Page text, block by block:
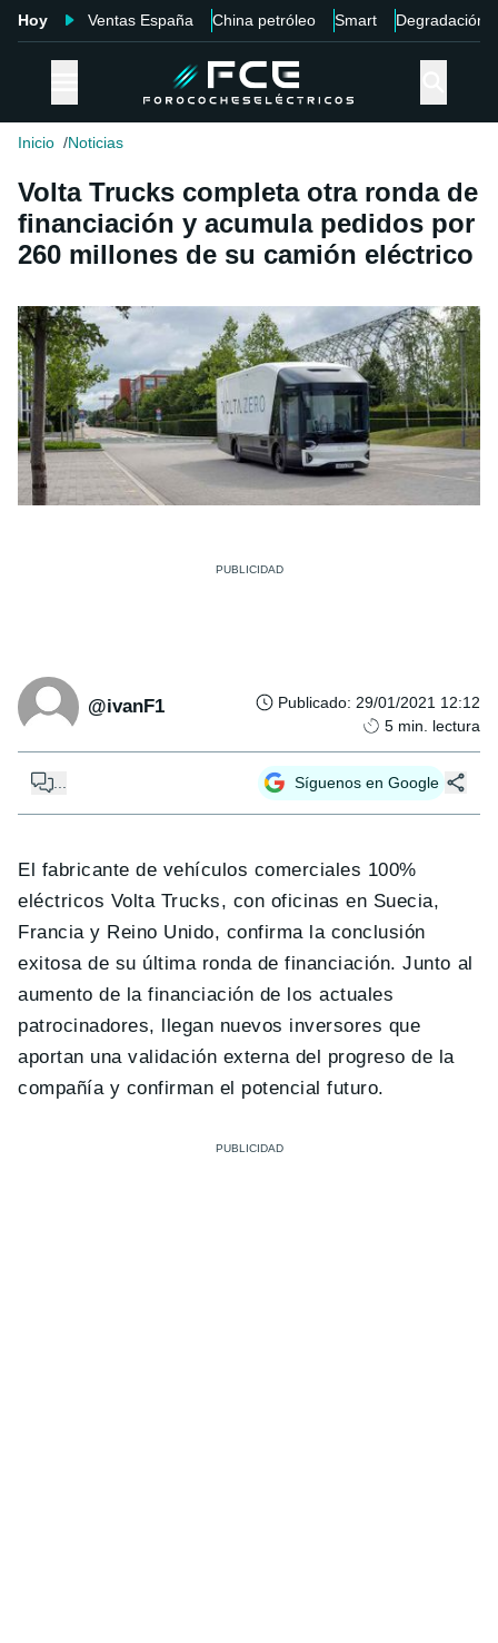
Hoy Ventas España China petróleo Smart Degradación
Inicio Noticias
Volta Trucks completa otra ronda de
financiación y acumula pedidos por
260 millones de su camión eléctrico
@ivanF1 Publicado: 29/01/2021 12:12
5 min. lectura
Síguenos en Google
El fabricante de vehículos comerciales 100%
eléctricos Volta Trucks, con oficinas en Suecia,
Francia y Reino Unido, confirma la conclusión
exitosa de su última ronda de financiación. Junto al
aumento de la financiación de los actuales
patrocinadores, llegan nuevos inversores que
aportan una validación externa del progreso de la
compañía y confirman el potencial futuro.